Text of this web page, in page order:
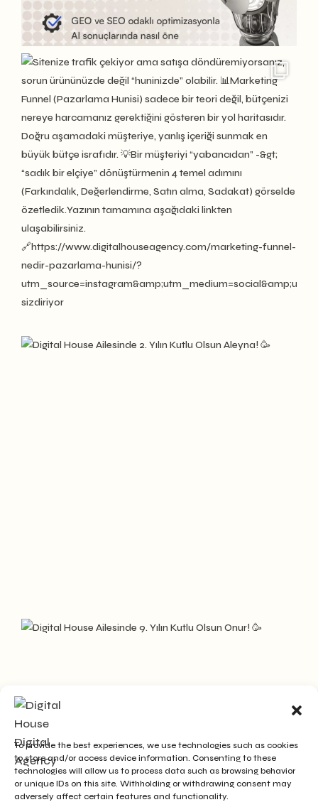
To provide the best experiences, we use technologies such as cookies
to store and/or access device information. Consenting to these
technologies will allow us to process data such as browsing behavior
or unique IDs on this site. Withholding or withdrawing consent may
adversely affect certain features and functionality.